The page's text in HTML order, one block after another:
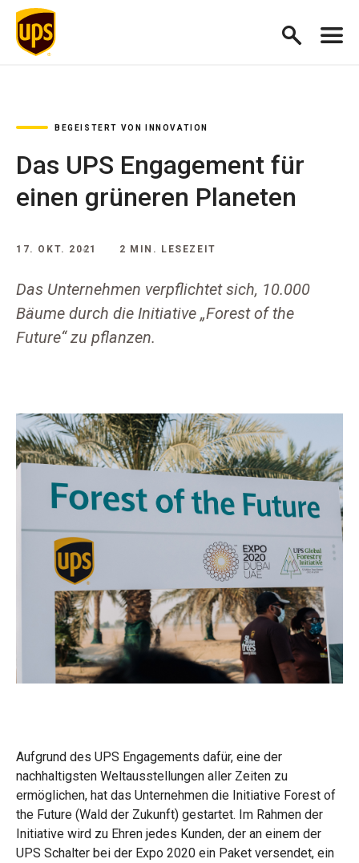
BEGEISTERT VON INNOVATION
Das UPS Engagement für
einen grüneren Planeten
17. OKT. 2021 2 MIN. LESEZEIT
Das Unternehmen verpflichtet sich, 10.000
Bäume durch die Initiative „Forest of the
Future“ zu pflanzen.
Aufgrund des UPS Engagements dafür, eine der
nachhaltigsten Weltausstellungen aller Zeiten zu
ermöglichen, hat das Unternehmen die Initiative Forest of
the Future (Wald der Zukunft) gestartet. Im Rahmen der
Initiative wird zu Ehren jedes Kunden, der an einem der
UPS Schalter bei der Expo 2020 ein Paket versendet, ein